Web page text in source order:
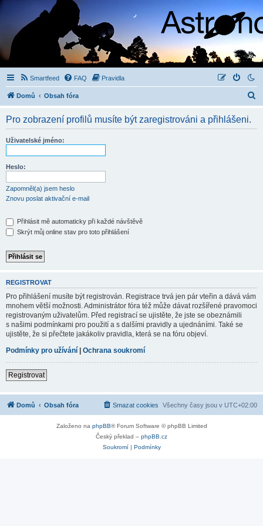
Smartfeed FAQ Pravidla
Domů Obsah fóra
Pro zobrazení profilů musíte být zaregistrováni a přihlášeni.
Uživatelské jméno:
Heslo:
Zapomněl(a) jsem heslo
Znovu poslat aktivační e-mail
Přihlásit mě automaticky při každé návštěvě
Skrýt můj online stav pro toto přihlášení
REGISTROVAT
Pro přihlášení musíte být registrován. Registrace trvá jen pár vteřin a dává vám
mnohem větší možnosti. Administrátor fóra též může dávat rozšířené pravomoci
registrovaným uživatelům. Před registrací se ujistěte, že jste se obeznámili
s našimi podmínkami pro použití a s dalšími pravidly a ujednáními. Také se
ujistěte, že si přečtete jakákoliv pravidla, která se na fóru objeví.
Podmínky pro užívání | Ochrana soukromí
Registrovat
Domů Obsah fóra Všechny časy jsou v UTC+02:00
Smazat cookies
Založeno na phpBB® Forum Software © phpBB Limited
Český překlad – phpBB.cz
Soukromí| Podmínky